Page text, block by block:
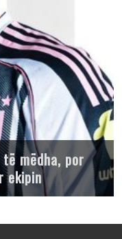
mëdha, por
ekipin